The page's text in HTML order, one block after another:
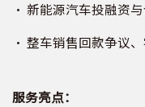
• 新能源汽车投融资
• 整车销售回款争议
服务亮点：